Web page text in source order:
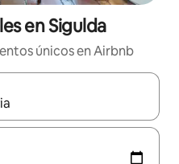
en Sigulda
únicos en Airbnb
navega con las